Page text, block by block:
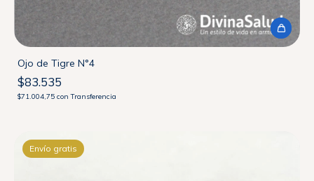
Ojo de Tigre N°4
$83.535
$71.004,75 con Transferencia
Envío gratis